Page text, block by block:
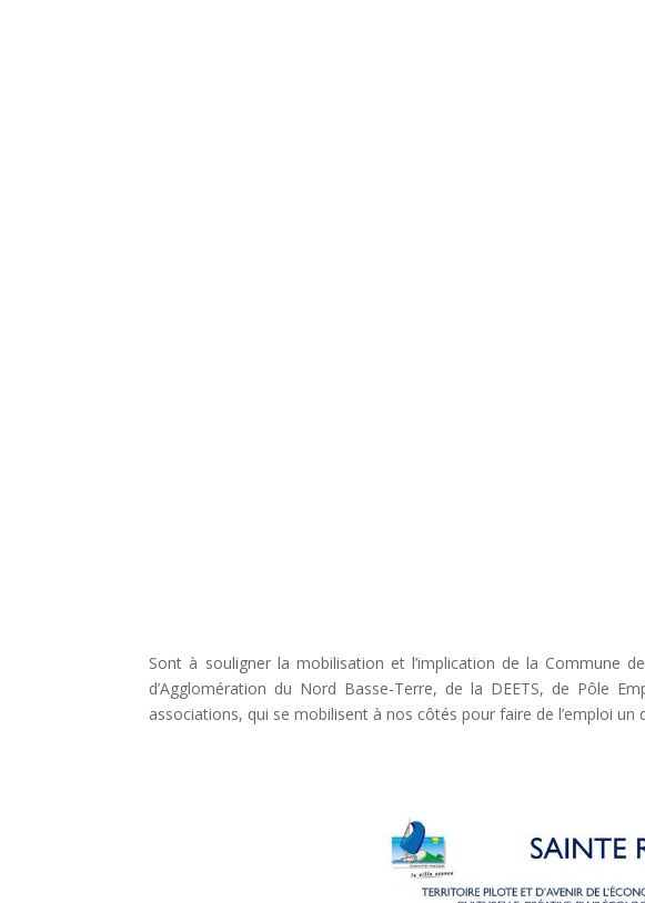
Sont à souligner la mobilisation et l’implication de la Commune
d’Agglomération du Nord Basse-Terre, de la DEETS, de Pôle
associations, qui se mobilisent à nos côtés pour faire de l’emploi un